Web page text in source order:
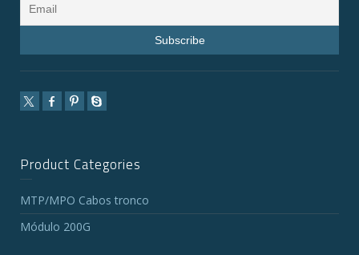
Product Categories
MTP/MPO Cabos tronco
Módulo 200G